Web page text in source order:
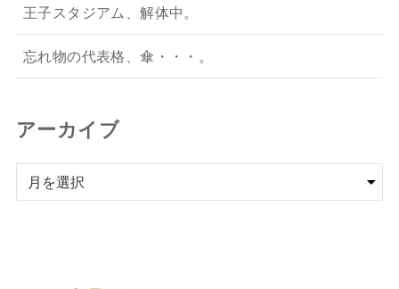
王子スタジアム、解体中。
忘れ物の代表格、傘・・・。
アーカイブ
ー